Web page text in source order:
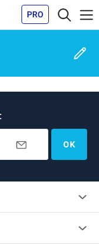
PRO
OK